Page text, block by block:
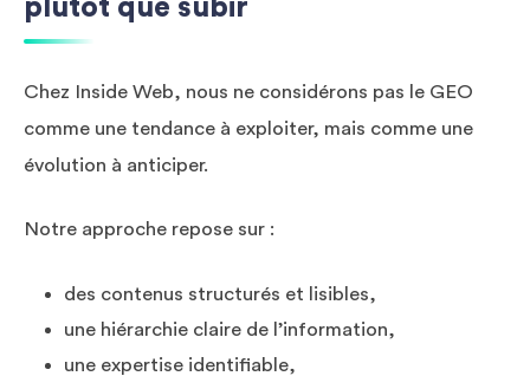
plutôt que subir
Chez Inside Web, nous ne considérons pas le GEO
comme une tendance à exploiter, mais comme une
évolution à anticiper.
Notre approche repose sur :
des contenus structurés et lisibles,
une hiérarchie claire de l’information,
une expertise identifiable,